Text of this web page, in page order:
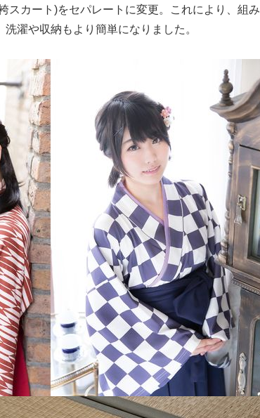
スカート)をセパレートに変更。これにより、組み
濯や収納もより簡単になりました。